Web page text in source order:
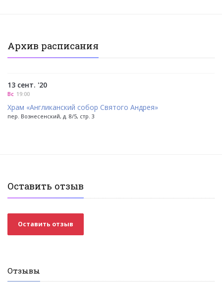
Архив расписания
13 сент. '20
Вс 19:00
Храм «Англиканский собор Святого Андрея»
пер. Вознесенский, д. 8/5, стр. 3
Оставить отзыв
Оставить отзыв
Отзывы